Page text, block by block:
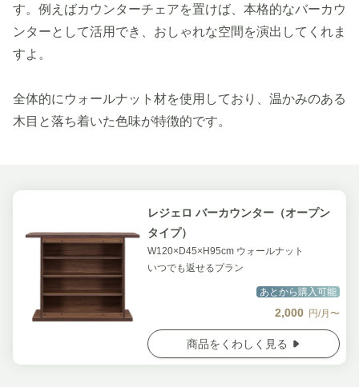
す。例えばカウンターチェアを置けば、本格的なバーカウ
ンターとして活用でき、おしゃれな空間を演出してくれま
すよ。
全体的にウォールナット材を使用しており、温かみのある
木目と落ち着いた色味が特徴的です。
レジェロ バーカウンター（オープン
タイプ）
W120×D45×H95cm ウォールナット
いつでも返せるプラン
あとから購入可能
2,000 円/月〜
商品をくわしく見る